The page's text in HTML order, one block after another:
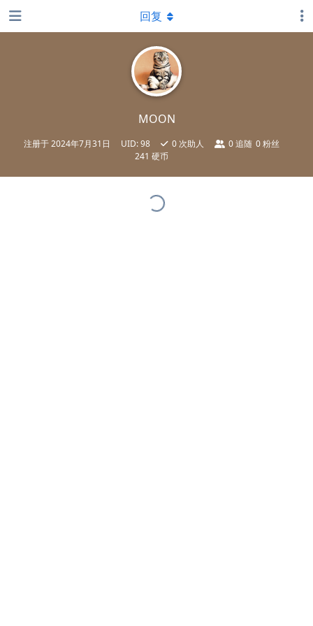
MOON
注册于2024年7月31日 UID:98 0次助人 0 追随 0 粉丝
241 硬币
回复